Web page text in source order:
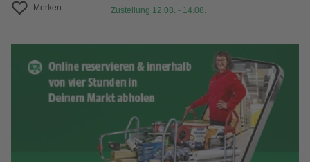
Merken
Zustellung 12.08. - 14.08.